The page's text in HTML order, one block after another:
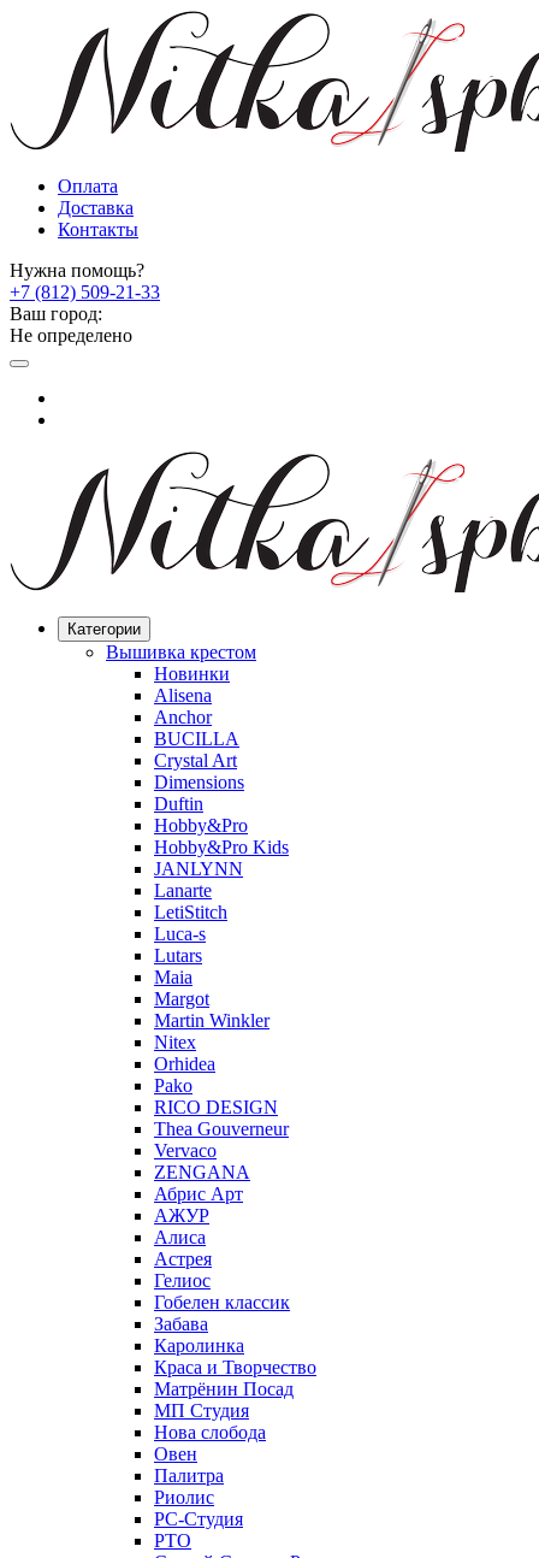
Оплата
Доставка
Контакты
Нужна помощь?
+7 (812) 509-21-33
Ваш город:
Не определено
Категории
Вышивка крестом
Новинки
Alisena
Anchor
BUCILLA
Crystal Art
Dimensions
Duftin
Hobby&Pro
Hobby&Pro Kids
JANLYNN
Lanarte
LetiStitch
Luca-s
Lutars
Maia
Margot
Martin Winkler
Nitex
Orhidea
Pako
RICO DESIGN
Thea Gouverneur
Vervaco
ZENGANA
Абрис Арт
АЖУР
Алиса
Астрея
Гелиос
Гобелен классик
Забава
Каролинка
Краса и Творчество
Матрёнин Посад
МП Студия
Нова слобода
Овен
Палитра
Риолис
РС-Студия
РТО